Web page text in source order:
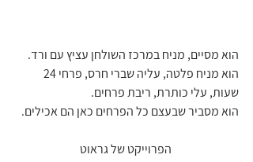
הוא מסיים, מניח במרכז השולחן עציץ עם ורד.
שעות, עלי כותרת, ריבת פרחים.
הוא מסביר שבעצם כל הפרחים כאן הם אכילים.